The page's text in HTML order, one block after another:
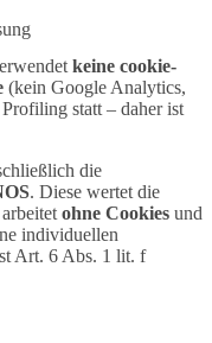
keine cookie-
(kein Google Analytics,
statt – daher ist
die
. Diese wertet die
ohne Cookies und
individuellen
Art. 6 Abs. 1 lit. f